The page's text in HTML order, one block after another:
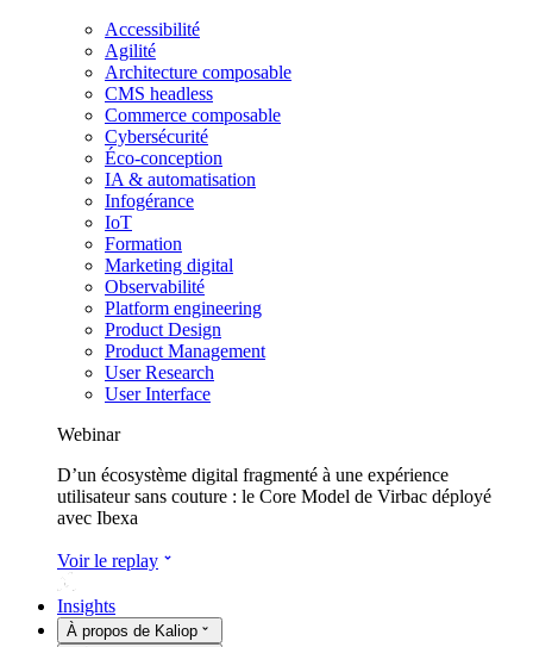
Accessibilité
Agilité
Architecture composable
CMS headless
Commerce composable
Cybersécurité
Éco-conception
IA & automatisation
Infogérance
IoT
Formation
Marketing digital
Observabilité
Platform engineering
Product Design
Product Management
User Research
User Interface
Webinar
D’un écosystème digital fragmenté à une expérience
utilisateur sans couture : le Core Model de Virbac déployé
avec Ibexa
Voir le replay
Insights
À propos de Kaliop